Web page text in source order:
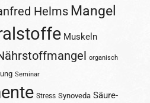
Helms Mangel
Muskeln
organisch
Seminar
Stress Synoveda Säure-